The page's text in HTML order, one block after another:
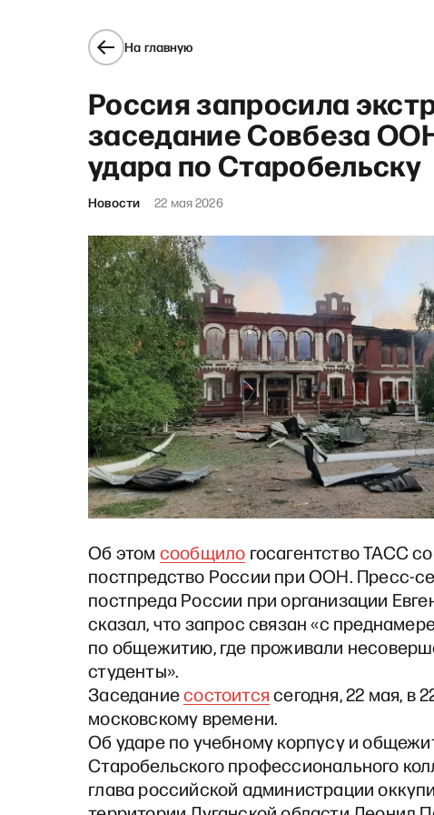
На главную
Россия запросила
заседание Совбеза
удара по Старобельску
Новости 22 мая 2026
Об этом сообщило госагентство ТАСС
постпредство России при ООН. Пресс-
постпреда России при организации
сказал, что запрос связан «с
по общежитию, где проживали
студенты».
Заседаниесостоитсясегодня, 22 мая, в
московскому времени.
Об ударе по учебному корпусу и
Старобельского профессионального
глава российской администрации
«И грянул Грэм»